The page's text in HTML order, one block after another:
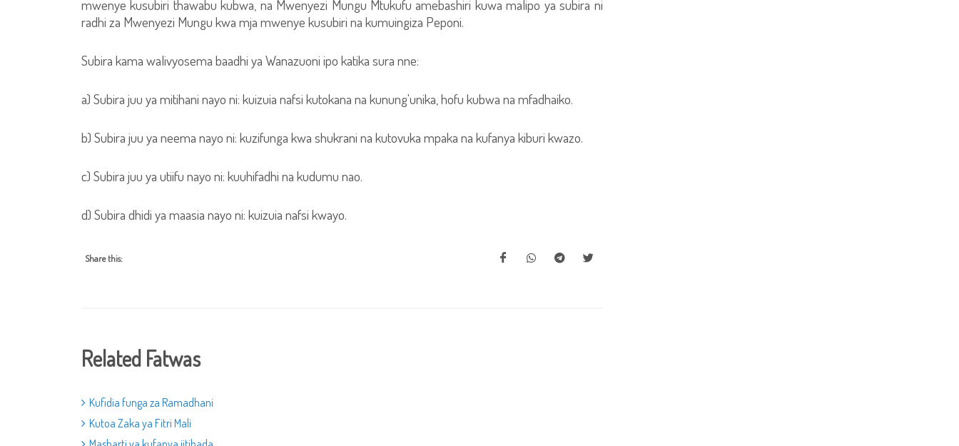
mwenye kusubiri thawabu kubwa, na Mwenyezi Mungu Mtukufu amebashiri kuwa malipo ya subira ni
radhi za Mwenyezi Mungu kwa mja mwenye kusubiri na kumuingiza Peponi.
Subira kama walivyosema baadhi ya Wanazuoni ipo katika sura nne:
a) Subira juu ya mitihani nayo ni: kuizuia nafsi kutokana na kunung'unika, hofu kubwa na mfadhaiko.
b) Subira juu ya neema nayo ni: kuzifunga kwa shukrani na kutovuka mpaka na kufanya kiburi kwazo.
c) Subira juu ya utiifu nayo ni: kuuhifadhi na kudumu nao.
d) Subira dhidi ya maasia nayo ni: kuizuia nafsi kwayo.
Share this:
Related Fatwas
Kufidia funga za Ramadhani
Kutoa Zaka ya Fitri Mali